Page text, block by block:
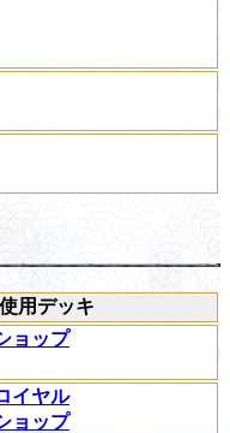
使用デッキ
ョップ
イヤル
ョップ